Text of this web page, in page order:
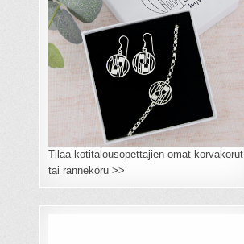
Tilaa kotitalousopettajien omat korvakorut
tai rannekoru >>